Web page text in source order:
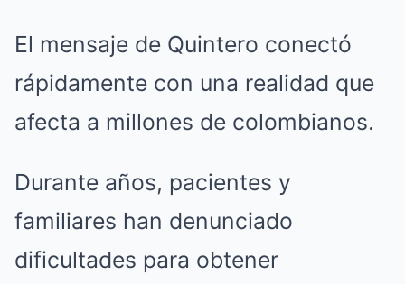
El mensaje de Quintero conectó
rápidamente con una realidad que
afecta a millones de colombianos.
Durante años, pacientes y
familiares han denunciado
dificultades para obtener